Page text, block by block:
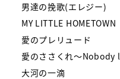
男達の挽歌(エレジー)
MY LITTLE HOMETOWN
愛のプレリュード
愛のささくれ～Nobody
大河の一滴